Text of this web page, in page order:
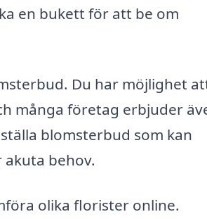
en bukett för att be om
Du har möjlighet
många företag erbjuder
blomsterbud som kan
behov.
olika florister online.